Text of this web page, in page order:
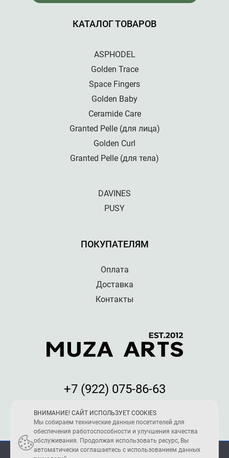
КАТАЛОГ ТОВАРОВ
ASPHODEL
Golden Trace
Space Fingers
Golden Baby
Ceramide Care
Granted Pelle (для лица)
Golden Curl
Granted Pelle (для тела)
DAVINES
PUSY
ПОКУПАТЕЛЯМ
Оплата
Доставка
Контакты
+7 (922) 075-86-63
Мы принимаем к оплате:
ВНИМАНИЕ! САЙТ ИСПОЛЬЗУЕТ COOKIES
Мы собираем технические данные посетителей для
обеспечения работоспособности и улучшения качества
обслуживания. Продолжая использовать ресурс, Вы
автоматически соглашаетесь с использованием данных
ПОЛИТИКА КОНФИДЕНЦИАЛЬНОСТИ